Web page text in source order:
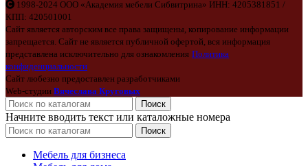
1998-2024 ООО «Академия мебели Сибвитрина» ИНН: 4205381851 /
КПП: 420501001
Сайт является авторским все права защищены, копирование информации
запрещается. Сайт не является публичной офертой, вся информация
представлена исключительно для ознакомления Политика
конфиденциальности
Сайт любезно предоставлен разработчиками
Web-студии Вячеслава Круговых
Поиск
Начните вводить текст или каталожные номера
Поиск
Мебель для бизнеса